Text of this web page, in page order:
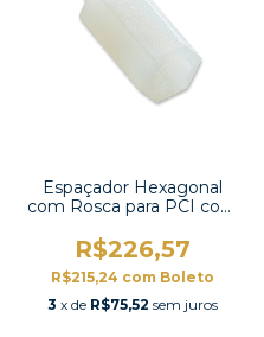
Espaçador Hexagonal
com Rosca para PCI com
R$226,57
R$215,24 com Boleto
3 x de R$75,52 sem juros